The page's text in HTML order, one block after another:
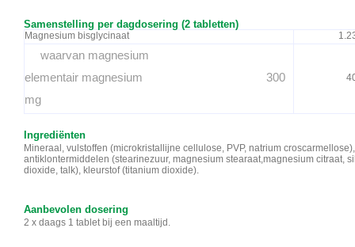
Samenstelling per dagdosering (2 tabletten)
Magnesium bisglycinaat
waarvan magnesium
elementair magnesium 300
mg
Ingrediënten
Mineraal, vulstoffen (microkristallijne cellulose, PVP, natrium croscarmellose),
antiklontermiddelen (stearinezuur, magnesium stearaat,magnesium citraat,
dioxide, talk), kleurstof (titanium dioxide).
Aanbevolen dosering
2 x daags 1 tablet bij een maaltijd.